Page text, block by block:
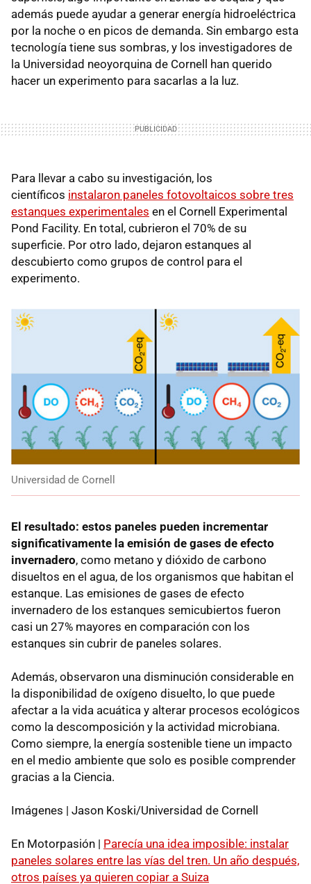
además puede ayudar a generar energía hidroeléctrica
por la noche o en picos de demanda. Sin embargo esta
tecnología tiene sus sombras, y los investigadores de
la Universidad neoyorquina de Cornell han querido
hacer un experimento para sacarlas a la luz.
Para llevar a cabo su investigación, los
científicos instalaron paneles fotovoltaicos sobre tres
estanques experimentales en el Cornell Experimental
Pond Facility. En total, cubrieron el 70% de su
superficie. Por otro lado, dejaron estanques al
descubierto como grupos de control para el
experimento.
Universidad de Cornell
El resultado: estos paneles pueden incrementar
significativamente la emisión de gases de efecto
invernadero, como metano y dióxido de carbono
disueltos en el agua, de los organismos que habitan el
estanque. Las emisiones de gases de efecto
invernadero de los estanques semicubiertos fueron
casi un 27% mayores en comparación con los
estanques sin cubrir de paneles solares.
Además, observaron una disminución considerable en
la disponibilidad de oxígeno disuelto, lo que puede
afectar a la vida acuática y alterar procesos ecológicos
como la descomposición y la actividad microbiana.
Como siempre, la energía sostenible tiene un impacto
en el medio ambiente que solo es posible comprender
gracias a la Ciencia.
Imágenes | Jason Koski/Universidad de Cornell
En Motorpasión | Parecía una idea imposible: instalar
paneles solares entre las vías del tren. Un año después,
otros países ya quieren copiar a Suiza